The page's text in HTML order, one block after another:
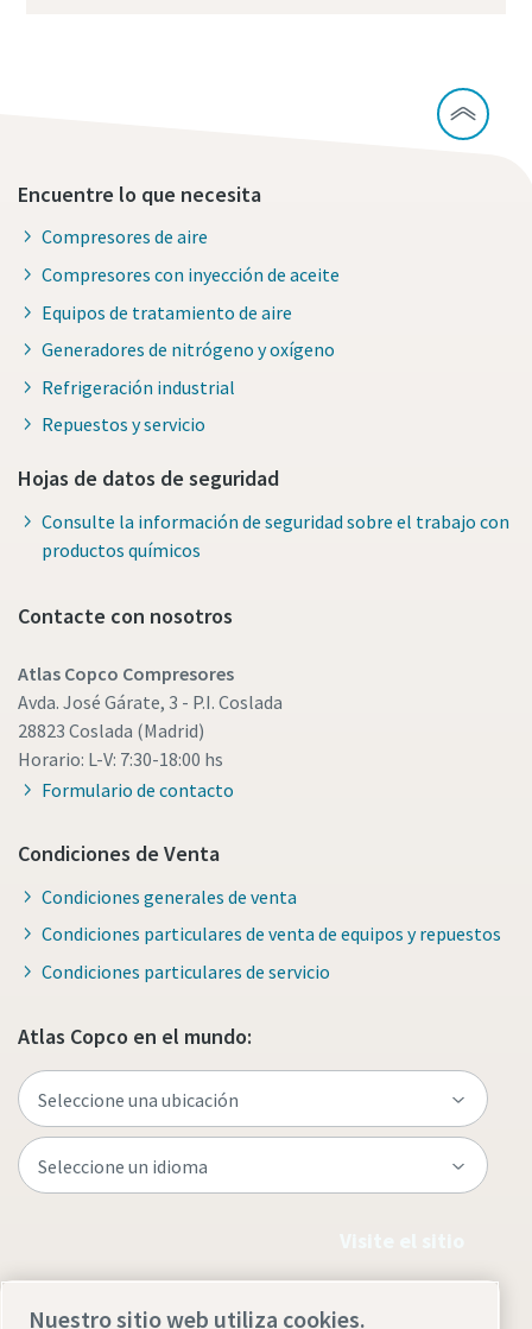
Encuentre lo que necesita
Compresores de aire
Compresores con inyección de aceite
Equipos de tratamiento de aire
Generadores de nitrógeno y oxígeno
Refrigeración industrial
Repuestos y servicio
Hojas de datos de seguridad
Consulte la información de seguridad sobre el trabajo con
productos químicos
Contacte con nosotros
Atlas Copco Compresores
Avda. José Gárate, 3 - P.I. Coslada
28823 Coslada (Madrid)
Horario: L-V: 7:30-18:00 hs
Formulario de contacto
Condiciones de Venta
Condiciones generales de venta
Condiciones particulares de venta de equipos y repuestos
Condiciones particulares de servicio
Atlas Copco en el mundo:
Nuestro sitio web utiliza cookies.